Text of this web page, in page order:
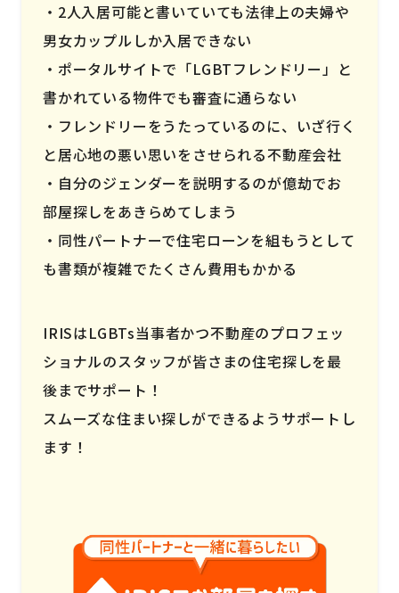
2人入居可能と書いていても法律上の夫婦や
男女カップルしか入居できない
ポータルサイトで「LGBTフレンドリー」と
書かれている物件でも審査に通らない
フレンドリーをうたっているのに、いざ行く
と居心地の悪い思いをさせられる不動産会社
自分のジェンダーを説明するのが億劫でお
部屋探しをあきらめてしまう
同性パートナーで住宅ローンを組もうとして
も書類が複雑でたくさん費用もかかる
IRISはLGBTs当事者かつ不動産のプロフェッ
ショナルのスタッフが皆さまの住宅探しを最
後までサポート！
スムーズな住まい探しができるようサポートし
ます！